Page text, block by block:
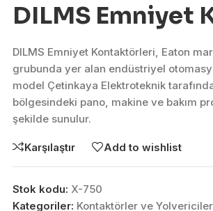
DILMS Emniyet
DILMS Emniyet Kontaktörleri, Eaton
grubunda yer alan endüstriyel
model Çetinkaya Elektroteknik
bölgesindeki pano, makine ve bakım
şekilde sunulur.
Karşılaştır Add to wishlist
Stok kodu: X-750
Kategoriler: Kontaktörler ve Yolvericiler